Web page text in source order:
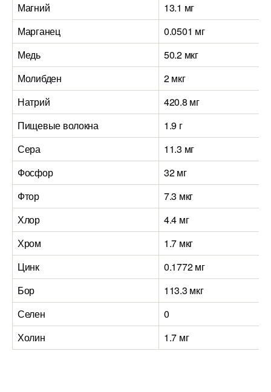
Магний
13.1 мг
Марганец
0.0501 мг
Медь
50.2 мкг
Молибден
2 мкг
Натрий
420.8 мг
Пищевые волокна
1.9 г
Сера
11.3 мг
Фосфор
32 мг
Фтор
7.3 мкг
Хлор
4.4 мг
Хром
1.7 мкг
Цинк
0.1772 мг
Бор
113.3 мкг
Селен
0
Холин
1.7 мг